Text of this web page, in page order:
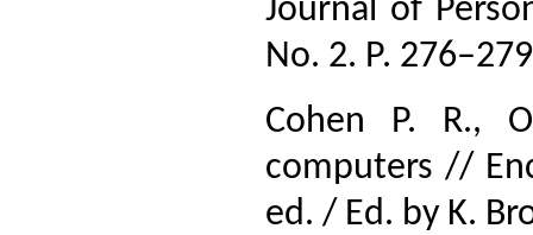
Journal of
No. 2. Р.
Cohen P. R.,
computers //
ed. / Ed. by K.